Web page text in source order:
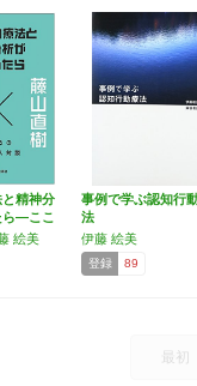
精神分
ら―ここ
絵美
事例で学ぶ認知行
法
伊藤 絵美
登録 89
最初